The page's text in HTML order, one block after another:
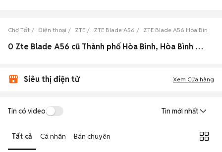
Chợ Tốt Điện thoại ZTE ZTE Blade A56 ZTE Blade A56 Hòa Bình
0 Zte Blade A56 cũ Thành phố Hòa Bình, Hòa Bình đẹp
Siêu thị điện tử Xem Cửa hàng
Tin có video Tin mới nhất
Tất cả Cá nhân Bán chuyên